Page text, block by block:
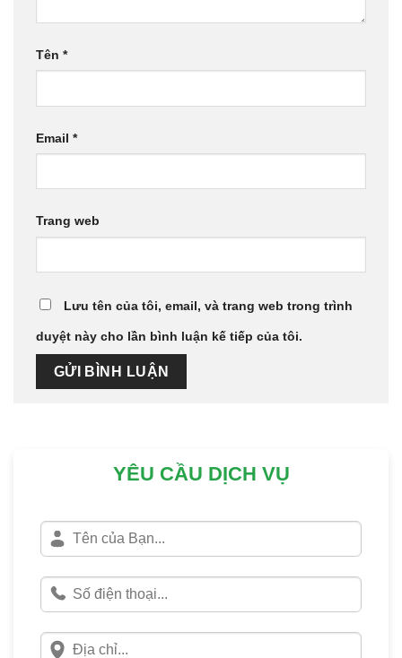
Tên *
Email *
Trang web
Lưu tên của tôi, email, và trang web trong trình
duyệt này cho lần bình luận kế tiếp của tôi.
YÊU CẦU DỊCH VỤ